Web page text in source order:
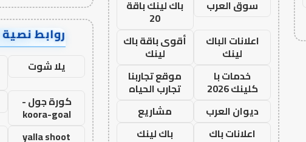
سوق العرب
باك لينك باقة
20
اعلانات الباك
لينك
أقوى باقة باك
لينك
خدمات با
كلينك 2026
موقع تجاربنا
تجارب الحياه
ديوان العرب
مشاريع
اعلانات باك
باك لينك
روابط نصية AA90141
يلا شوت
كورة جول -
koora-goal
yalla shoot